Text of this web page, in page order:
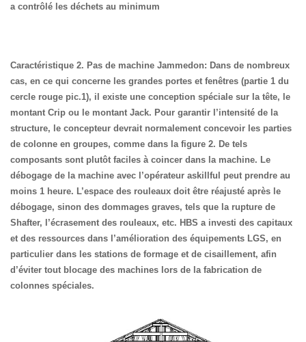
a contrôlé les déchets au minimum
Caractéristique 2. Pas de machine Jammedon: Dans de nombreux
cas, en ce qui concerne les grandes portes et fenêtres (partie 1 du
cercle rouge pic.1), il existe une conception spéciale sur la tête, le
montant Crip ou le montant Jack. Pour garantir l’intensité de la
structure, le concepteur devrait normalement concevoir les parties
de colonne en groupes, comme dans la figure 2. De tels
composants sont plutôt faciles à coincer dans la machine. Le
débogage de la machine avec l’opérateur askillful peut prendre au
moins 1 heure. L’espace des rouleaux doit être réajusté après le
débogage, sinon des dommages graves, tels que la rupture de
Shafter, l’écrasement des rouleaux, etc. HBS a investi des capitaux
et des ressources dans l’amélioration des équipements LGS, en
particulier dans les stations de formage et de cisaillement, afin
d’éviter tout blocage des machines lors de la fabrication de
colonnes spéciales.